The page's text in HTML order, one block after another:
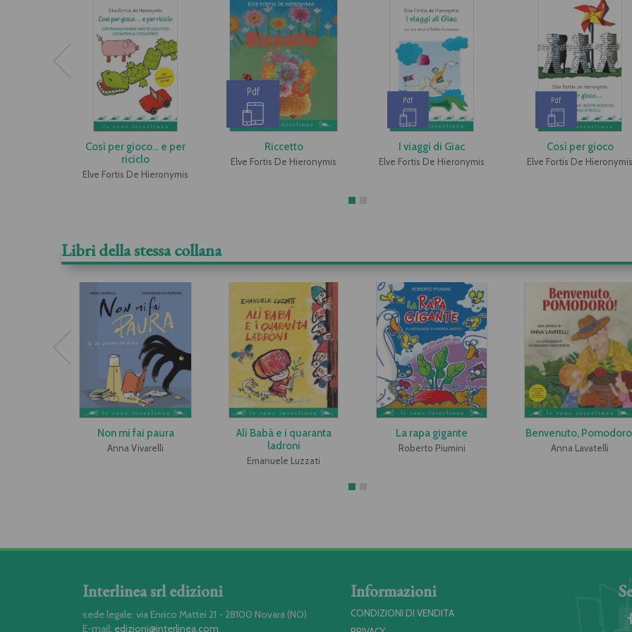
Così per gioco… e per
riciclo
Elve Fortis De Hieronymis
Pdf
Riccetto
Elve Fortis De Hieronymis
Pdf
I viaggi di Giac
Elve Fortis De Hieronymis
Pdf
Così per gioco
Elve Fortis De Hieronymis
Libri della stessa collana
Non mi fai paura
Anna Vivarelli
Alì Babà e i quaranta
ladroni
Emanuele Luzzati
La rapa gigante
Roberto Piumini
Benvenuto,
Anna Lavatelli
Interlinea srl edizioni
sede legale: via Enrico Mattei 21 - 28100 Novara (NO)
E-mail: edizioni@interlinea.com
Informazioni
CONDIZIONI DI VENDITA